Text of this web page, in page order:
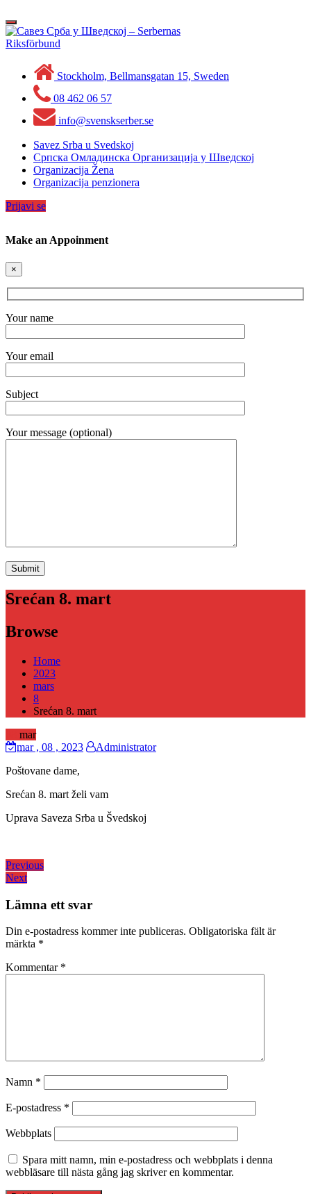
to
content
Toggle
navigation
Stockholm, Bellmansgatan 15, Sweden
08 462 06 57
info@svenskserber.se
Savez Srba u Svedskoj
Српска Омладинска Организација у Шведској
Organizacija Žena
Organizacija penzionera
Prijavi se
Make an Appoinment
×
Your name
Your email
Subject
Your message (optional)
Srećan 8. mart
Browse
Home
2023
mars
8
Srećan 8. mart
mar
mar, 08 , 2023
Administrator
Poštovane dame,
Srećan 8. mart želi vam
Uprava Saveza Srba u Švedskoj
Inläggsnavigering
PreviousPrevious
NextNext
Lämna ett svar
Din e-postadress kommer inte publiceras. Obligatoriska fält är
märkta *
Kommentar *
Namn *
E-postadress *
Webbplats
Spara mitt namn, min e-postadress och webbplats i denna
webbläsare till nästa gång jag skriver en kommentar.